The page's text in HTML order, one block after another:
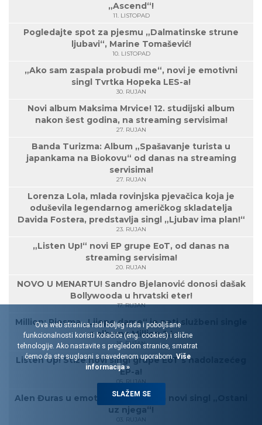
„Ascend“!
11. LISTOPAD
Pogledajte spot za pjesmu „Dalmatinske strune
ljubavi“, Marine Tomašević!
10. LISTOPAD
„Ako sam zaspala probudi me“, novi je emotivni
singl Tvrtka Hopeka LES-a!
30. RUJAN
Novi album Maksima Mrvice! 12. studijski album
nakon šest godina, na streaming servisima!
27. RUJAN
Banda Turizma: Album „Spašavanje turista u
japankama na Biokovu“ od danas na streaming
servisima!
27. RUJAN
Lorenza Lola, mlada rovinjska pjevačica koja je
oduševila legendarnog američkog skladatelja
Davida Fostera, predstavlja singl „Ljubav ima plan!“
23. RUJAN
„Listen Up!“ novi EP grupe EoT, od danas na
streaming servisima!
20. RUJAN
NOVO U MENARTU! Sandro Bjelanović donosi dašak
Bollywooda u hrvatski eter!
17. RUJAN
Million: Pjesma „Lijepe dame“ je peti službeni single
s albuma Million 2.!
16. RUJAN
Listen Up! Stiže novi singl grupe EoT s nadolazećeg
EP-a!
05. RUJAN
Alen Đuras u emotivnom spotu za novi singl „Ostani
uz njega“!
03. RUJAN
Ova web stranica radi boljeg rada i poboljšane
funkcionalnosti koristi kolačiće (eng. cookies) i slične
tehnologije. Ako nastavite s pregledom stranice, smatrat
ćemo da ste suglasni s navedenom uporabom.Više
informacija »
SLAŽEM SE